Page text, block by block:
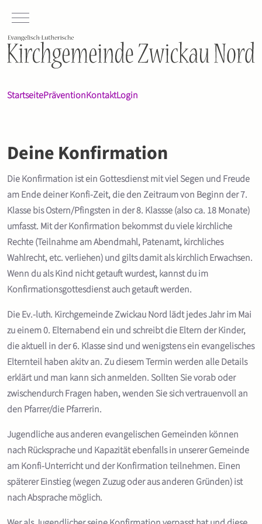
Mobile Menu Toggle
StartseitePräventionKontaktLogin
Deine Konfirmation
Die Konfirmation ist ein Gottesdienst mit viel Segen und Freude
am Ende deiner Konfi-Zeit, die den Zeitraum von Beginn der 7.
Klasse bis Ostern/Pfingsten in der 8. Klassse (also ca. 18 Monate)
umfasst. Mit der Konfirmation bekommst du viele kirchliche
Rechte (Teilnahme am Abendmahl, Patenamt, kirchliches
Wahlrecht, etc. verliehen) und gilts damit als kirchlich Erwachsen.
Wenn du als Kind nicht getauft wurdest, kannst du im
Konfirmationsgottesdienst auch getauft werden.
Die Ev.-luth. Kirchgemeinde Zwickau Nord lädt jedes Jahr im Mai
zu einem 0. Elternabend ein und schreibt die Eltern der Kinder,
die aktuell in der 6. Klasse sind und wenigstens ein evangelisches
Elternteil haben akitv an. Zu diesem Termin werden alle Details
erklärt und man kann sich anmelden. Sollten Sie vorab oder
zwischendurch Fragen haben, wenden Sie sich vertrauenvoll an
den Pfarrer/die Pfarrerin.
Jugendliche aus anderen evangelischen Gemeinden können
nach Rücksprache und Kapazität ebenfalls in unserer Gemeinde
am Konfi-Unterricht und der Konfirmation teilnehmen. Einen
späterer Einstieg (wegen Zuzug oder aus anderen Gründen) ist
nach Absprache möglich.